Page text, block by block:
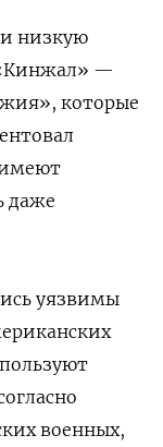
низкую
—
которые
имеют
даже
уязвимы
военных,